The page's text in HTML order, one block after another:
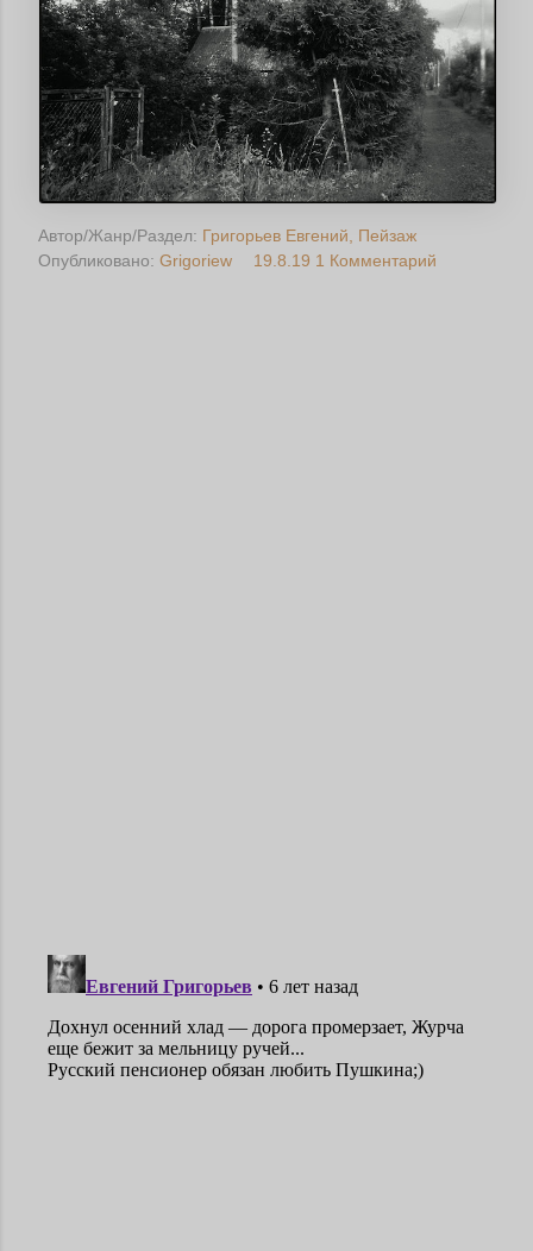
Автор/Жанр/Раздел: Григорьев Евгений
Пейзаж
Опубликовано: Grigoriew 19.8.19 1 Комментарий